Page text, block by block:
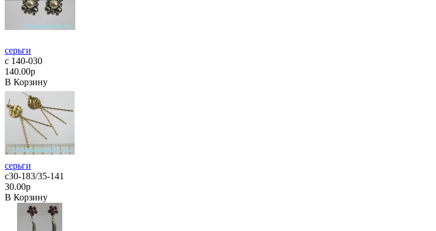
серьги
с 140-030
140.00р
В Корзину
серьги
с30-183/35-141
30.00р
В Корзину